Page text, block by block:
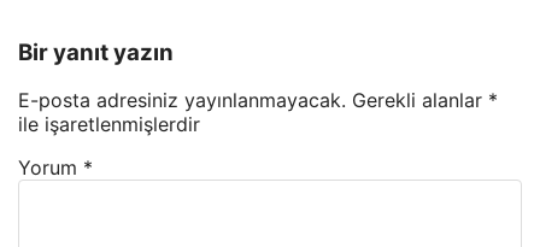
Bir yanıt yazın
E-posta adresiniz yayınlanmayacak. Gerekli alanlar *
ile işaretlenmişlerdir
Yorum *